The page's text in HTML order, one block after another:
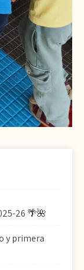
26 🌴🌺
y primera